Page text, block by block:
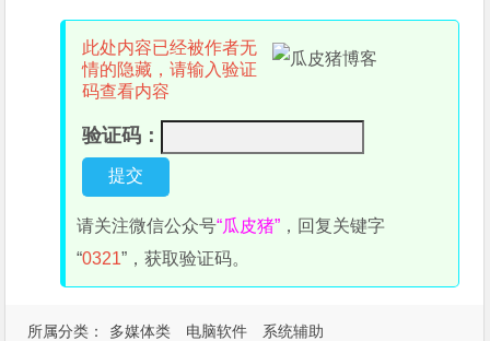
此处内容已经被作者无
情的隐藏，请输入验证
码查看内容
验证码：
请关注微信公众号“瓜皮猪” ，回复关键字
“0321”，获取验证码。
所属分类： 多媒体类 电脑软件 系统辅助